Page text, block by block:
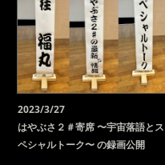
2023/3/27
はやぶさ２＃寄席 〜宇宙落語とス
ペシャルトーク〜 の録画公開